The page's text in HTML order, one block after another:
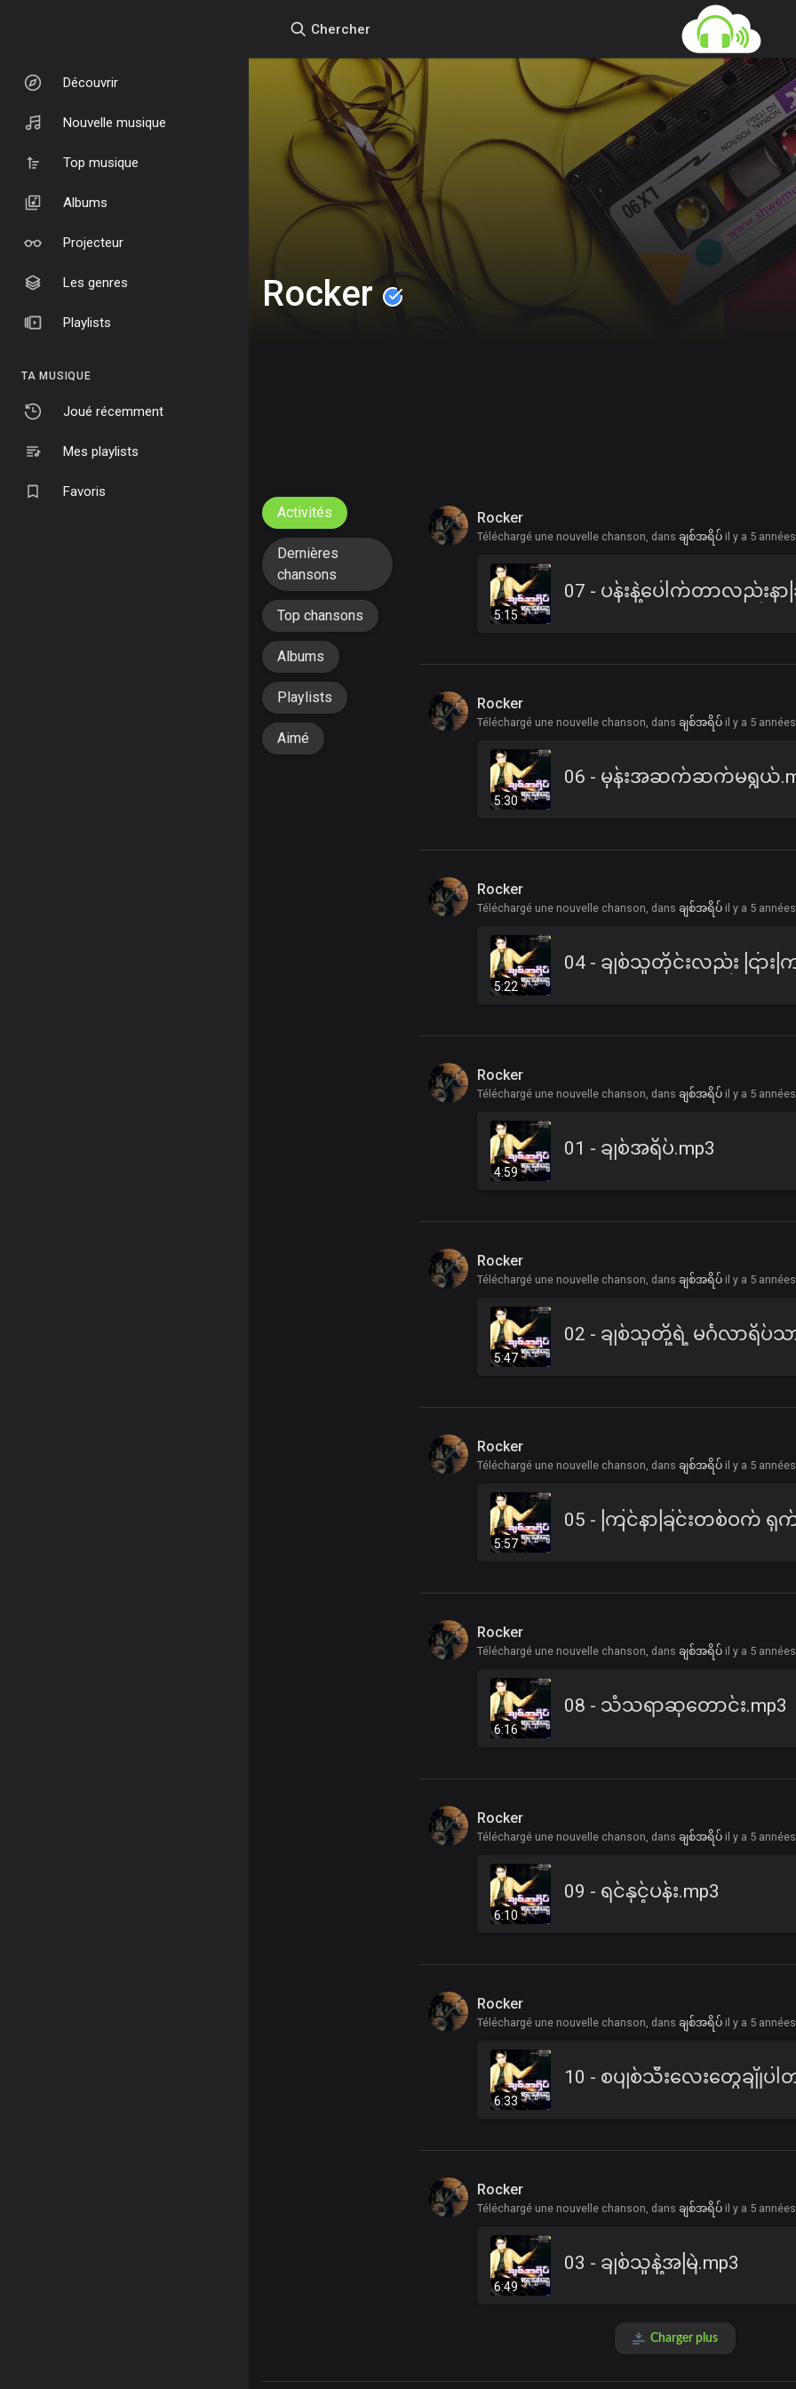
Découvrir
Nouvelle musique
Top musique
Albums
Projecteur
Les genres
Playlists
TA MUSIQUE
Joué récemment
Mes playlists
Favoris
Chercher
Rocker
Activités
Dernières
chansons
Top chansons
Albums
Playlists
Aimé
Rocker
Téléchargé une nouvelle chanson, dansချစ်အရိပ် il y a 5 années
5:15
Rocker
Téléchargé une nouvelle chanson, dansချစ်အရိပ် il y a 5 années
5:30
06 - မုန်းအဆက်ဆက်မရွယ်
Rocker
Téléchargé une nouvelle chanson, dansချစ်အရိပ် il y a 5 années
5:22
Rocker
Téléchargé une nouvelle chanson, dansချစ်အရိပ် il y a 5 années
4:59
01 - ချစ်အရိပ်.mp3
Rocker
Téléchargé une nouvelle chanson, dansချစ်အရိပ် il y a 5 années
5:47
Rocker
Téléchargé une nouvelle chanson, dansချစ်အရိပ် il y a 5 années
5:57
Rocker
Téléchargé une nouvelle chanson, dansချစ်အရိပ် il y a 5 années
6:16
08 - သံသရာဆုတောင်း.mp3
Rocker
Téléchargé une nouvelle chanson, dansချစ်အရိပ် il y a 5 années
6:10
09 - ရင်နှင့်ပန်း.mp3
Rocker
Téléchargé une nouvelle chanson, dansချစ်အရိပ် il y a 5 années
6:33
Rocker
Téléchargé une nouvelle chanson, dansချစ်အရိပ် il y a 5 années
6:49
03 - ချစ်သူနဲ့အမြဲ.mp3
Charger plus